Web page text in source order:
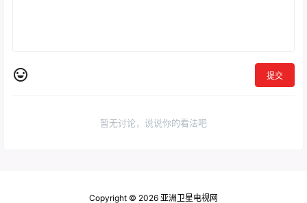
提交
暂无讨论，说说你的看法吧
Copyright © 2026 亚洲卫星电视网